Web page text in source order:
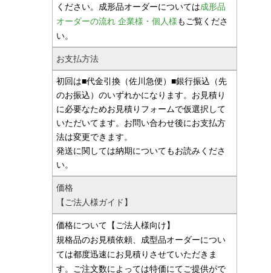
ください。成形品オーダーについては成形品
オーダーの流れ 企業様・個人様もご覧くださ
い。
お支払方法
初回は■代金引換（佐川急便）■銀行振込（先
のお振込）のいずれかになります。お見積り
に必要なためお見積りフォームで仮選択して
いただいてます。お問い合わせ後にお支払方
法は変更できます。
発送に関しては納期についてもお読みくださ
い。
価格
【ご法人様ガイド】
価格について【ご法人様向け】
規格品のお見積依頼、成型品オーダーについ
ては都度迅速にお見積りさせていただきま
す。ご注文数によっては特価にてご提供がで